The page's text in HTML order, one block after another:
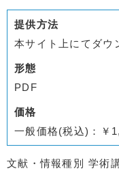
提供方法
本サイト上にてダウ
形態
PDF
価格
一般価格(税込)：￥
文献・情報種別 学術